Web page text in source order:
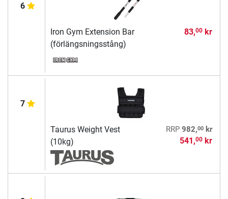
6
Iron Gym Extension Bar
(förlängsningsstång)
83,00kr
7
Taurus Weight Vest
(10kg)
RRP 982,00kr
541,00kr